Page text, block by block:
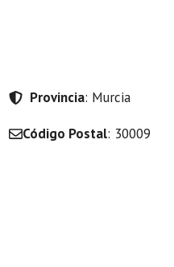
Provincia: Murcia
Código Postal: 30009